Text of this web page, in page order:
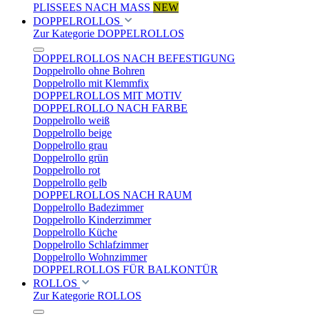
PLISSEES NACH MASS NEW
DOPPELROLLOS
Zur Kategorie DOPPELROLLOS
DOPPELROLLOS NACH BEFESTIGUNG
Doppelrollo ohne Bohren
Doppelrollo mit Klemmfix
DOPPELROLLOS MIT MOTIV
DOPPELROLLO NACH FARBE
Doppelrollo weiß
Doppelrollo beige
Doppelrollo grau
Doppelrollo grün
Doppelrollo rot
Doppelrollo gelb
DOPPELROLLOS NACH RAUM
Doppelrollo Badezimmer
Doppelrollo Kinderzimmer
Doppelrollo Küche
Doppelrollo Schlafzimmer
Doppelrollo Wohnzimmer
DOPPELROLLOS FÜR BALKONTÜR
ROLLOS
Zur Kategorie ROLLOS